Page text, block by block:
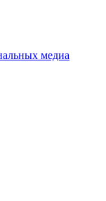
медиа